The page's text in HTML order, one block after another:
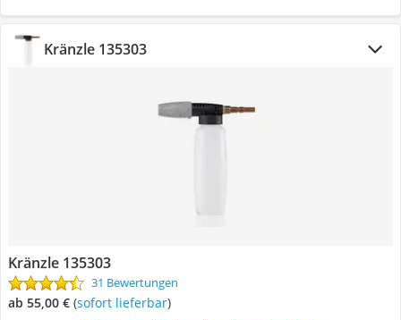
Kränzle 135303
Kränzle 135303
31 Bewertungen
ab 55,00 € ( Sofort lieferbar)